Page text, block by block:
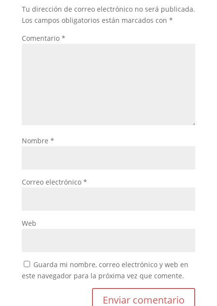
Tu dirección de correo electrónico no será publicada.
Los campos obligatorios están marcados con *
Comentario *
Nombre *
Correo electrónico *
Web
Guarda mi nombre, correo electrónico y web en
este navegador para la próxima vez que comente.